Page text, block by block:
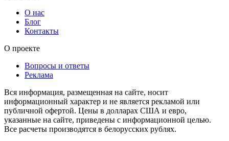
О нас
Блог
Контакты
О проекте
Вопросы и ответы
Реклама
Вся информация, размещенная на сайте, носит
информационный характер и не является рекламой или
публичной офертой. Цены в долларах США и евро,
указанные на сайте, приведены с информационной целью.
Все расчеты производятся в белорусских рублях.